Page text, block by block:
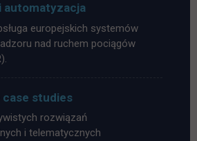
automatyzacja
europejskich systemów
nad ruchem pociągów
studies
rozwiązań
i telematycznych